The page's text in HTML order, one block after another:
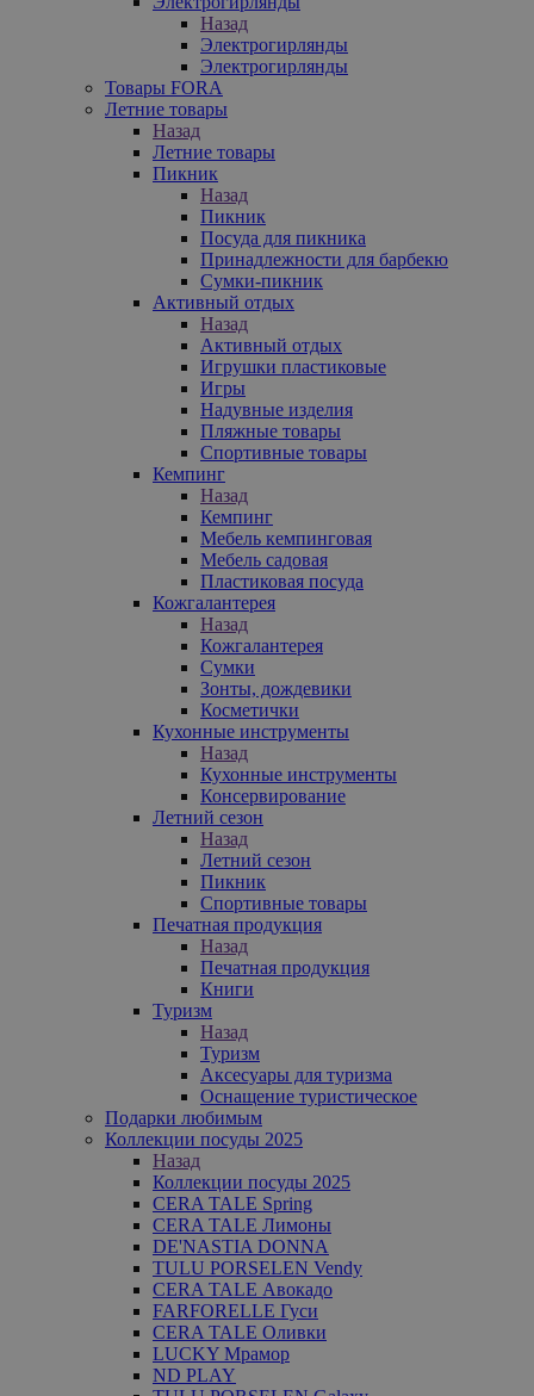
Назад
Электрогирлянды
Электрогирлянды
Товары FORA
Летние товары
Назад
Летние товары
Пикник
Назад
Пикник
Посуда для пикника
Принадлежности для барбекю
Сумки-пикник
Активный отдых
Назад
Активный отдых
Игрушки пластиковые
Игры
Надувные изделия
Пляжные товары
Спортивные товары
Кемпинг
Назад
Кемпинг
Мебель кемпинговая
Мебель садовая
Пластиковая посуда
Кожгалантерея
Назад
Кожгалантерея
Сумки
Зонты, дождевики
Косметички
Кухонные инструменты
Назад
Кухонные инструменты
Консервирование
Летний сезон
Назад
Летний сезон
Пикник
Спортивные товары
Печатная продукция
Назад
Печатная продукция
Книги
Туризм
Назад
Туризм
Аксесуары для туризма
Оснащение туристическое
Подарки любимым
Коллекции посуды 2025
Назад
Коллекции посуды 2025
CERA TALE Spring
CERA TALE Лимоны
DE'NASTIA DONNA
TULU PORSELEN Vendy
CERA TALE Авокадо
FARFORELLE Гуси
CERA TALE Оливки
LUCKY Мрамор
ND PLAY